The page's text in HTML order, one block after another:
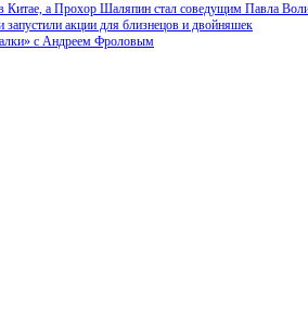
Китае, а Прохор Шаляпин стал соведущим Павла
акции для близнецов и двойняшек
с Андреем Фроловым